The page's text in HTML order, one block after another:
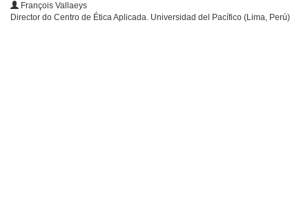
François Vallaeys
Director do Centro de Ética Aplicada. Universidad del Pacífico (Lima, Perú)